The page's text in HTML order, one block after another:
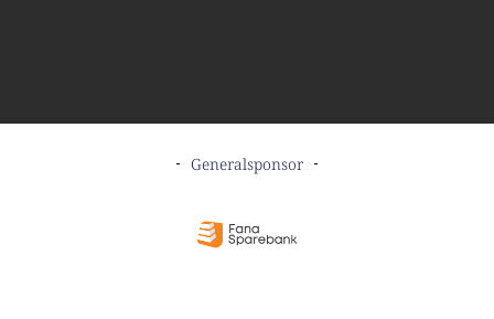
Generalsponsor